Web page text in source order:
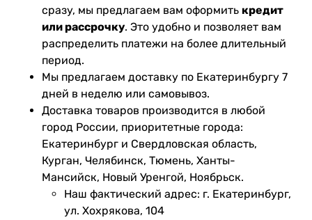
сразу, мы предлагаем вам оформить кредит
или рассрочку. Это удобно и позволяет вам
распределить платежи на более длительный
период.
Мы предлагаем доставку по Екатеринбургу 7
дней в неделю или самовывоз.
Доставка товаров производится в любой
город России, приоритетные города:
Екатеринбург и Свердловская область,
Курган, Челябинск, Тюмень, Ханты-
Мансийск, Новый Уренгой, Ноябрьск.
Наш фактический адрес: г. Екатеринбург,
ул. Хохрякова, 104